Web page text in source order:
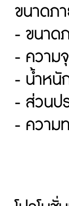
ขนาดภ
- ขนาด
- ความ
- น้ำหนั
- ส่วนป
- ความ